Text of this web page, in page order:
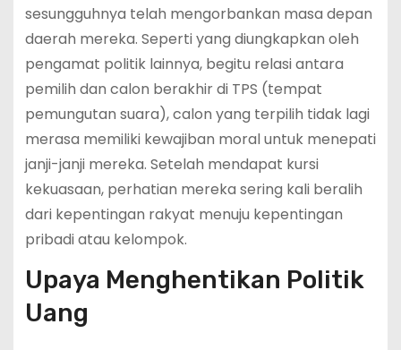
sesungguhnya telah mengorbankan masa depan
daerah mereka. Seperti yang diungkapkan oleh
pengamat politik lainnya, begitu relasi antara
pemilih dan calon berakhir di TPS (tempat
pemungutan suara), calon yang terpilih tidak lagi
merasa memiliki kewajiban moral untuk menepati
janji-janji mereka. Setelah mendapat kursi
kekuasaan, perhatian mereka sering kali beralih
dari kepentingan rakyat menuju kepentingan
pribadi atau kelompok.
Upaya Menghentikan Politik
Uang